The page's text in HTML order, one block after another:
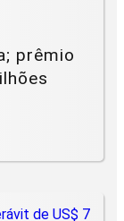
prêmio